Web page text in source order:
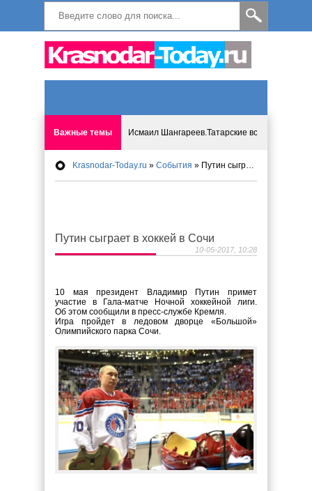
Важные темы Исмаил Шангареев.Татарские встречи на
Программа «Мир без слёз» впервые в Анапе:
Исмагил Шангареев. В поисках внутренней
Krasnodar-Today.ru » События » Путин сыграет в хоккей в Сочи
Путин сыграет в хоккей в Сочи
10-05-2017, 10:28
10 мая президент Владимир Путин примет
участие в Гала-матче Ночной хоккейной лиги.
Об этом сообщили в пресс-службе Кремля.
Игра пройдет в ледовом дворце «Большой»
Олимпийского парка Сочи.